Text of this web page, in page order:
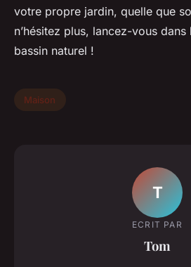
votre propre jardin, quelle que
n’hésitez plus, lancez-vous
bassin naturel !
Maison
T
ECRIT PAR
Tom